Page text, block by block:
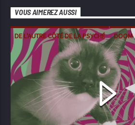
VOUS AIMEREZ AUSSI
DE L'AUTRE CÔTÉ DE LA PSYCHÉ
DOOM
METAL
POST-METAL STONER